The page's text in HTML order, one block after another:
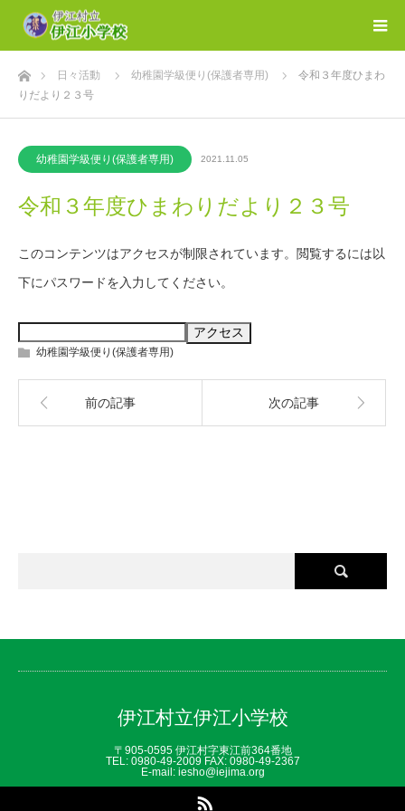
ホーム日々活動 幼稚園学級便り(保護者専用)
令和３年度ひまわ
りだより２３号
幼稚園学級便り(保護者専用) 2021.11.05
令和３年度ひまわりだより２３号
このコンテンツはアクセスが制限されています。閲覧するには以
下にパスワードを入力してください。
幼稚園学級便り(保護者専用)
前の記事 次の記事
伊江村立伊江小学校
〒905-0595 伊江村字東江前364番地
TEL: 0980‐49‐2009 FAX: 0980‐49‐2367
E-mail: iesho@iejima.org